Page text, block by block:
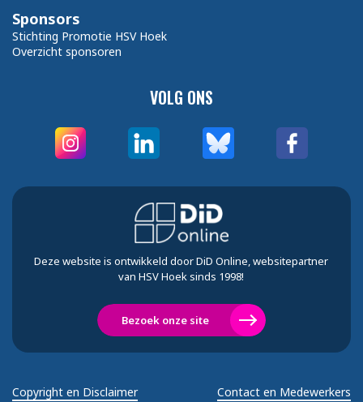
VOLG ONS
Sponsors
Stichting Promotie HSV Hoek
Overzicht sponsoren
Deze website is ontwikkeld door DiD Online, websitepartner
van HSV Hoek sinds 1998!
Bezoek onze site
Copyright en Disclaimer Contact en Medewerkers